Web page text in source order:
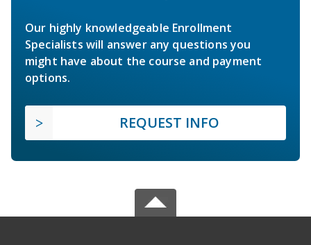
Our highly knowledgeable Enrollment
Specialists will answer any questions you
might have about the course and payment
options.
REQUEST INFO